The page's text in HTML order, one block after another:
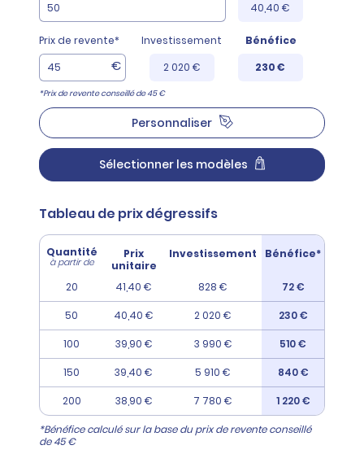
40,40 €
Prix de revente*
€
Investissement
2 020 €
Bénéfice
230 €
*Prix de revente conseillé de 45 €
Personnaliser
Sélectionner les modèles
Tableau de prix dégressifs
Quantité
à partir de
Prix
unitaire
Investissement Bénéfice*
20 41,40 € 828 € 72 €
50 40,40 € 2 020 € 230 €
100 39,90 € 3 990 € 510 €
150 39,40 € 5 910 € 840 €
200 38,90 € 7 780 € 1 220 €
*Bénéfice calculé sur la base du prix de revente conseillé
de 45 €